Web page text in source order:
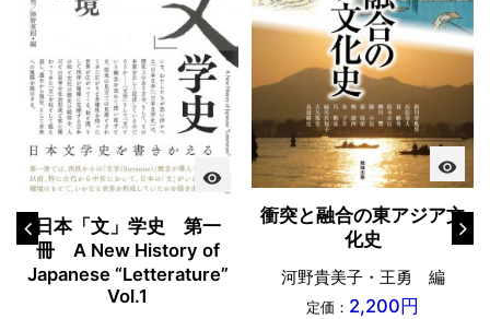
visibility
日本「文」学史 第一
冊 A New History of
Japanese “Letterature”
Vol.1
visibility
衝突と融合の東アジア文
化史
河野貴美子・王勇 編
定価： 2,200円